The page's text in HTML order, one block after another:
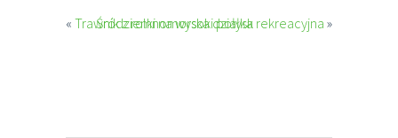
« Trawnik z rolki na wysoki połysk
Śródziemnomorska działka rekreacyjna »